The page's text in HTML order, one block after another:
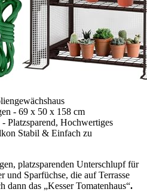
- 69 x 50 x 158 cm
Platzsparend, Hochwertiges
Stabil & Einfach zu
platzsparenden Unterschlupf für
und Sparfüchse, die auf Terrasse
dann das „Kesser Tomatenhaus“.